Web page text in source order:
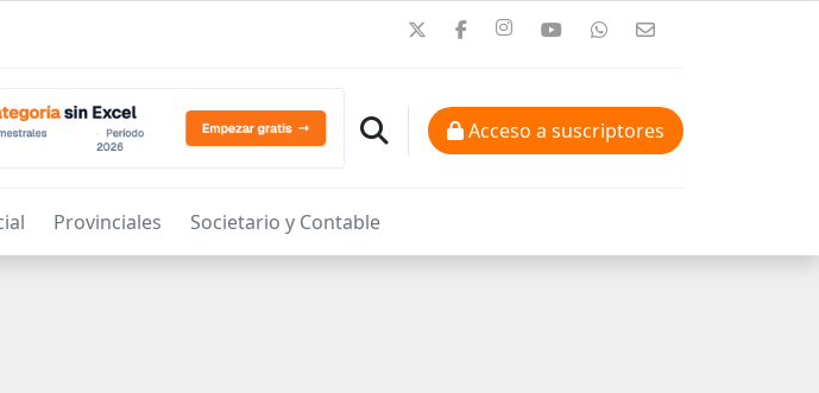
Acceso a suscriptores
Provinciales Societario y Contable